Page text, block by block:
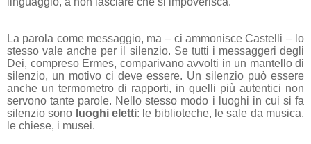
La parola come messaggio, ma – ci ammonisce Castelli – lo
stesso vale anche per il silenzio. Se tutti i messaggeri degli
Dei, compreso Ermes, comparivano avvolti in un mantello di
silenzio, un motivo ci deve essere. Un silenzio può essere
anche un termometro di rapporti, in quelli più autentici non
servono tante parole. Nello stesso modo i luoghi in cui si fa
silenzio sono luoghi eletti: le biblioteche, le sale da musica,
le chiese, i musei.